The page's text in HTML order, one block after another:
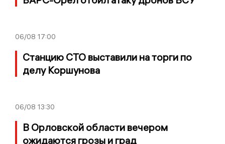
06/08 17:00
Станцию СТО выставили на торги по
делу Коршунова
06/08 13:30
В Орловской области вечером
ожидаются грозы и град